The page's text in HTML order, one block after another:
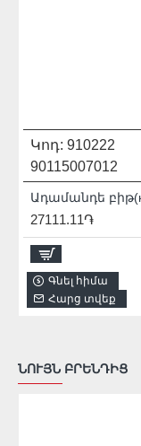
Կոդ: 910222
90115007012
27111.11֏
Գնել հիմա
Հարց տվեք
ՆՈՒՅՆ ԲՐԵՆԴԻՑ